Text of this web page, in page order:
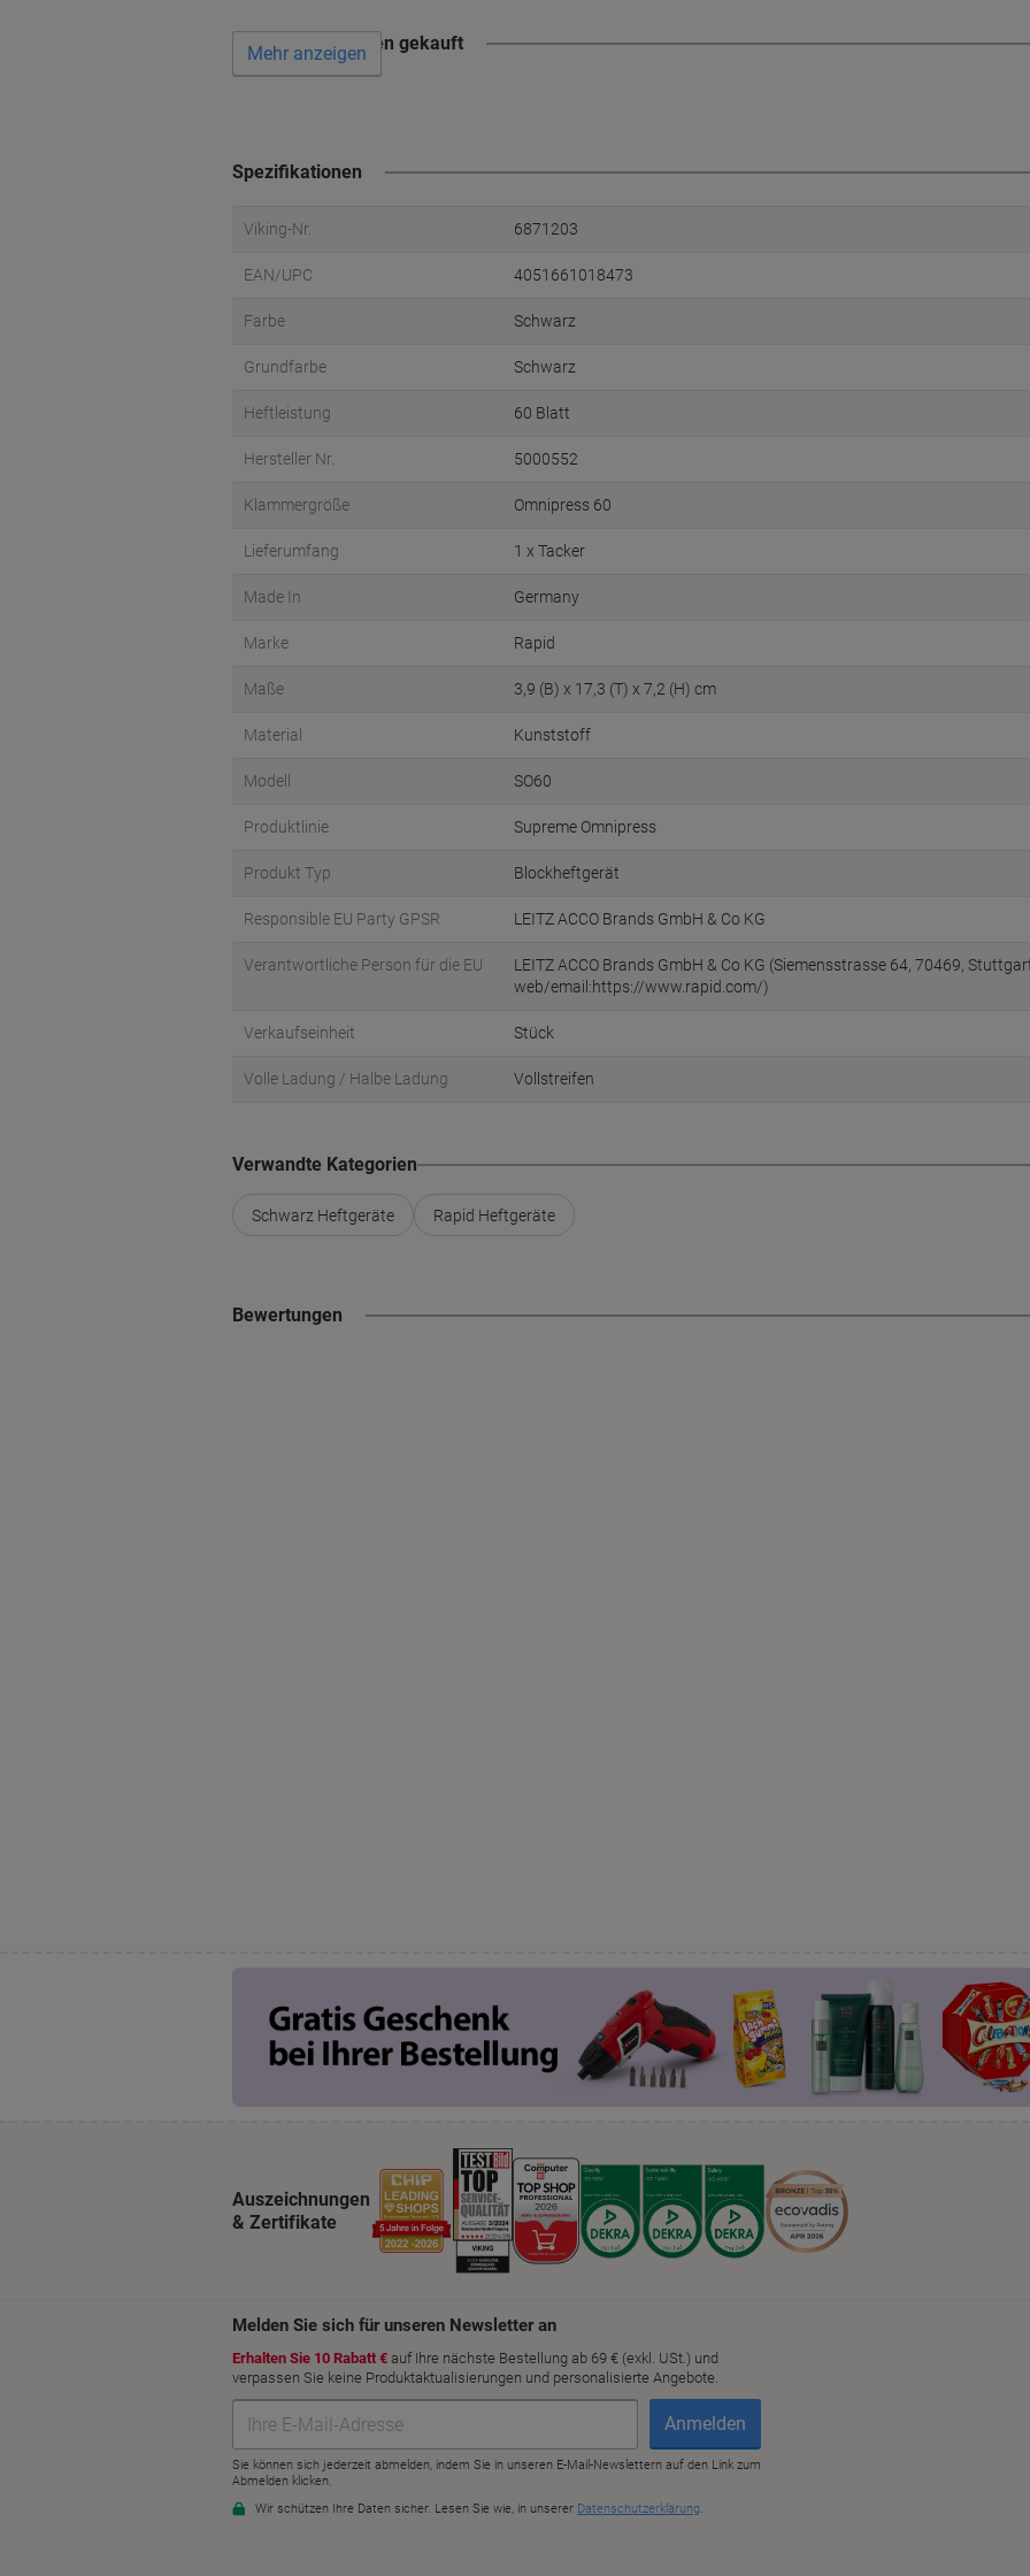
Wird oft zusammen gekauft
Mehr anzeigen
Spezifikationen
Viking-Nr. 6871203
EAN/UPC 4051661018473
Farbe Schwarz
Grundfarbe Schwarz
Heftleistung 60 Blatt
Hersteller Nr. 5000552
Klammergröße Omnipress 60
Lieferumfang 1 x Tacker
Made In Germany
Marke Rapid
Maße 3,9 (B) x 17,3 (T) x 7,2 (H) cm
Material Kunststoff
Modell SO60
Produktlinie Supreme Omnipress
Produkt Typ Blockheftgerät
Responsible EU Party GPSR LEITZ ACCO Brands GmbH & Co KG
Verantwortliche Person für die EU
LEITZ ACCO Brands GmbH & Co KG (Siemensstrasse 64, 70469,
web/email:https://www.rapid.com/)
Verkaufseinheit Stück
Volle Ladung / Halbe Ladung Vollstreifen
Verwandte Kategorien
Schwarz Heftgeräte Rapid Heftgeräte
Bewertungen
Auszeichnungen
& Zertifikate